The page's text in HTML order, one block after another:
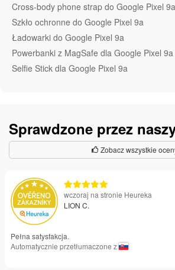
Cross-body phone strap do Google Pixel 9a
Szkło ochronne do Google Pixel 9a
Ładowarki do Google Pixel 9a
Powerbanki z MagSafe dla Google Pixel 9a
Selfie Stick dla Google Pixel 9a
Sprawdzone przez
Zobacz wszystkie
wczoraj na stronie Heureka
LION C.
Pełna satysfakcja.
Automatycznie przetłumaczone z